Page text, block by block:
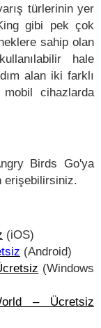
türlerinin yer
gibi pek çok
sahip olan
hale
alan iki farklı
cihazlarda
Birds Go'ya
erişebilirsiniz.
(iOS)
(Android)
(Windows
– Ücretsiz